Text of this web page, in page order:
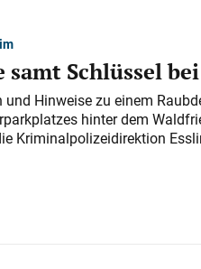
samt Schlüssel
und Hinweise zu einem
hinter dem
Kriminalpolizeidirektion